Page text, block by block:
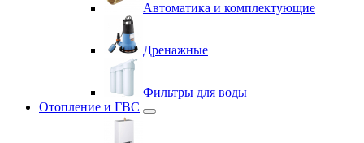
Автоматика и комплектующие
Дренажные
Фильтры для воды
Отопление и ГВС